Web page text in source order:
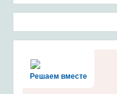
Решаем вместе